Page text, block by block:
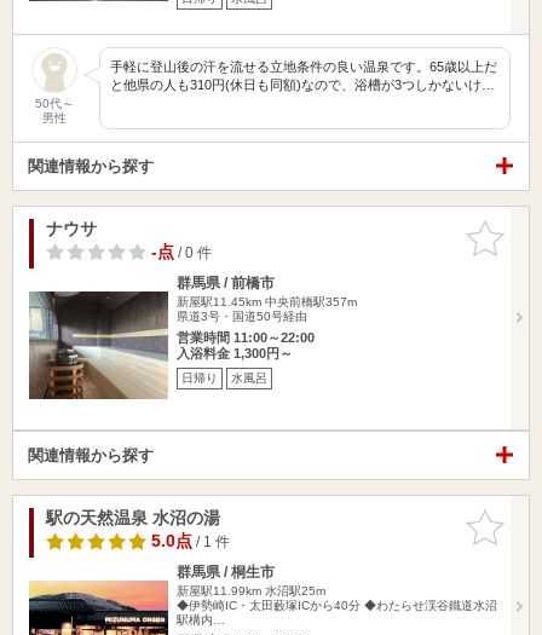
50代～
男性
手軽に登山後の汗を流せる立地条件の良い温泉です。65歳以上だ
と他県の人も310円(休日も同額)なので、浴槽が3つしかないけ…
関連情報から探す
お気に入
りに追加
ナウサ
-点/ 0 件
群馬県 / 前橋市
新屋駅11.45km 中央前橋駅357m
県道3号・国道50号経由
営業時間 11:00～22:00
入浴料金 1,300円～
日帰り 水風呂
関連情報から探す
お気に入
りに追加
駅の天然温泉 水沼の湯
5.0点/ 1 件
群馬県 / 桐生市
新屋駅11.99km 水沼駅25m
◆伊勢崎IC・太田藪塚ICから40分 ◆わたらせ渓谷鐵道水沼
駅構内…